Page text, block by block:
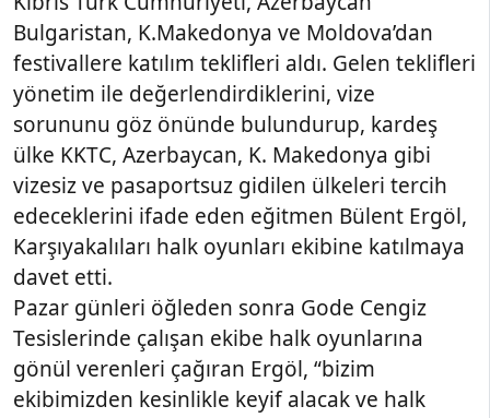
Bulgaristan, K.Makedonya ve Moldova’dan
festivallere katılım teklifleri aldı. Gelen teklifleri
yönetim ile değerlendirdiklerini, vize
sorununu göz önünde bulundurup, kardeş
ülke KKTC, Azerbaycan, K. Makedonya gibi
vizesiz ve pasaportsuz gidilen ülkeleri tercih
edeceklerini ifade eden eğitmen Bülent Ergöl,
Karşıyakalıları halk oyunları ekibine katılmaya
davet etti.
Pazar günleri öğleden sonra Gode Cengiz
Tesislerinde çalışan ekibe halk oyunlarına
gönül verenleri çağıran Ergöl, “bizim
ekibimizden kesinlikle keyif alacak ve halk